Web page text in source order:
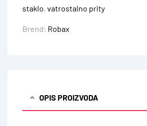
staklo, vatrostalno prity
Brend: Robax
OPIS PROIZVODA